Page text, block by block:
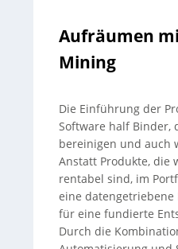
Aufräumen
Mining
Die Einführung der
Software half Binder,
bereinigen und auch
Anstatt Produkte, die
rentabel sind, im
eine datengetriebene
für eine fundierte
Durch die